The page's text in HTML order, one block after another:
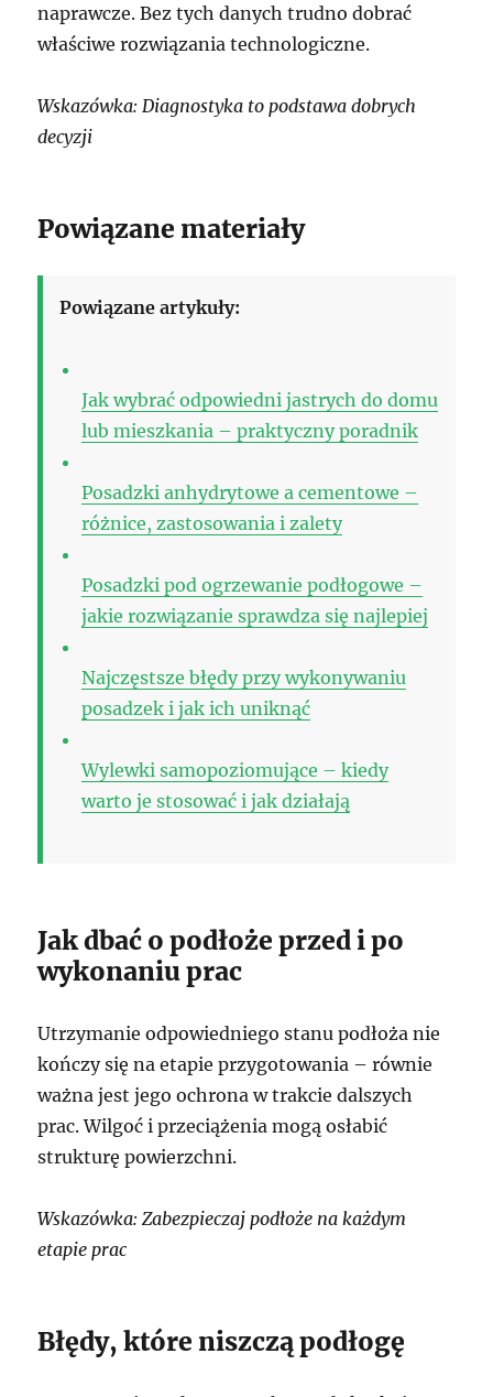
naprawcze. Bez tych danych trudno dobrać
właściwe rozwiązania technologiczne.
Wskazówka: Diagnostyka to podstawa dobrych
decyzji
Powiązane materiały
Powiązane artykuły:
Jak wybrać odpowiedni jastrych do domu
lub mieszkania – praktyczny poradnik
Posadzki anhydrytowe a cementowe –
różnice, zastosowania i zalety
Posadzki pod ogrzewanie podłogowe –
jakie rozwiązanie sprawdza się najlepiej
Najczęstsze błędy przy wykonywaniu
posadzek i jak ich uniknąć
Wylewki samopoziomujące – kiedy
warto je stosować i jak działają
Jak dbać o podłoże przed i po
wykonaniu prac
Utrzymanie odpowiedniego stanu podłoża nie
kończy się na etapie przygotowania – równie
ważna jest jego ochrona w trakcie dalszych
prac. Wilgoć i przeciążenia mogą osłabić
strukturę powierzchni.
Wskazówka: Zabezpieczaj podłoże na każdym
etapie prac
Błędy, które niszczą podłogę